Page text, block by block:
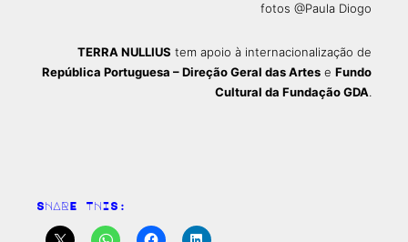
fotos @Paula Diogo
TERRA NULLIUS tem apoio à internacionalização de
República Portuguesa – Direção Geral das Artes e Fundo
Cultural da Fundação GDA.
SHARE THIS: